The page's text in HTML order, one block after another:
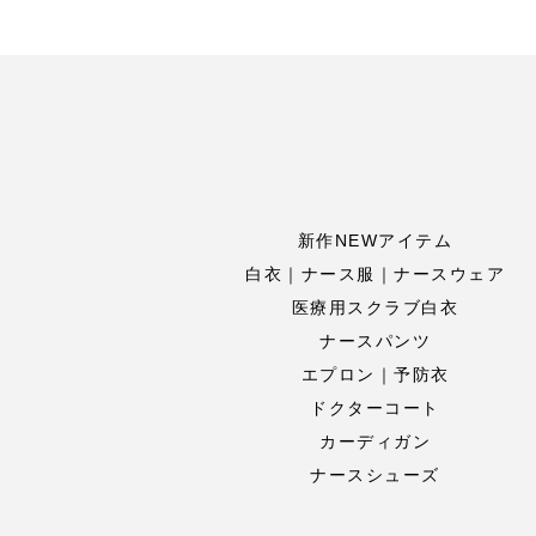
新作NEWアイテム
白衣｜ナース服｜ナースウェア
医療用スクラブ白衣
ナースパンツ
エプロン｜予防衣
ドクターコート
カーディガン
ナースシューズ